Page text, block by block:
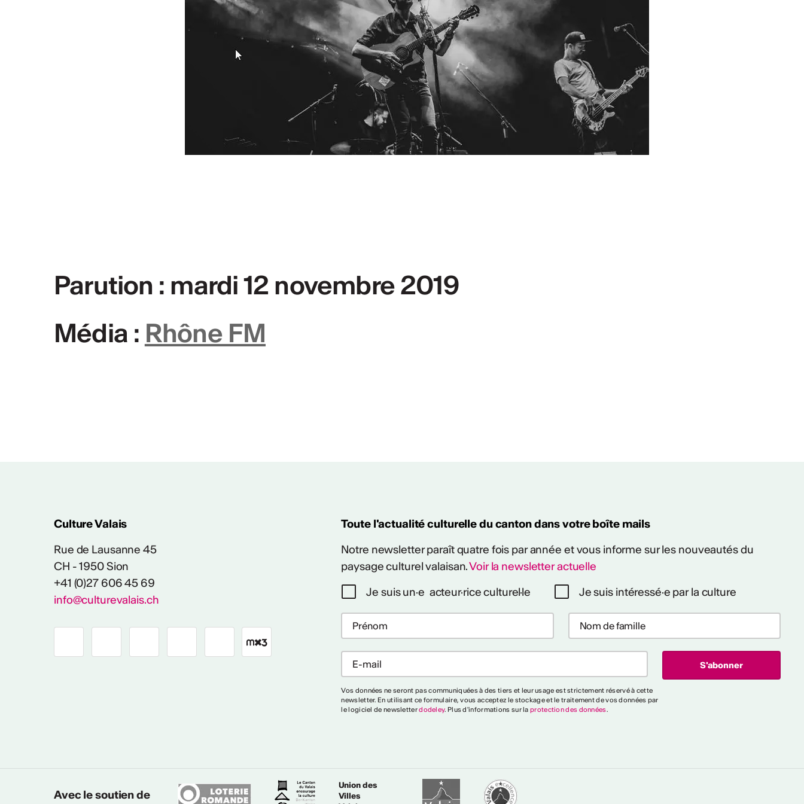
PLUS D'INFOS & CONTACT Rapport d'activités
Rapport d'activités CVKW 2024/2025
Parution : mardi 12 novembre 2019
Média : Rhône FM
Culture Valais
Rue de Lausanne 45
CH - 1950 Sion
+41 (0)27 606 45 69
info@culturevalais.ch
Toute l'actualité culturelle du canton dans votre boîte mails
Notre newsletter paraît quatre fois par année et vous informe sur les nouveautés du
paysage culturel valaisan.Voir la newsletter actuelle
Je suis un·e acteur·rice culturel·le
Je suis intéressé·e par la culture
Vos données ne seront pas communiquées à des tiers et leur usage est strictement réservé à cette
newsletter. En utilisant ce formulaire, vous acceptez le stockage et le traitement de vos données par
le logiciel de newsletterdodeley. Plus d'informations sur laprotection des données.
Avec le soutien de
Union des
Villes